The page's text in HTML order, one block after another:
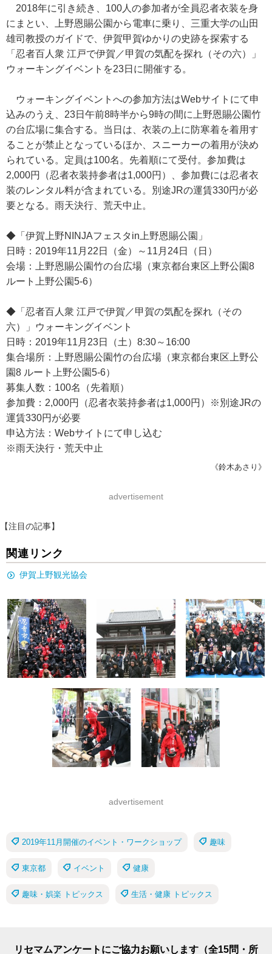
2018年に引き続き、100人の参加者が全員忍者衣装を身
にまとい、上野恩賜公園から電車に乗り、三重大学の山田
雄司教授のガイドで、伊賀甲賀ゆかりの史跡を探索する
「忍者百人衆 江戸で伊賀／甲賀の気配を探れ（その六）」
ウォーキングイベントを23日に開催する。
ウォーキングイベントへの参加方法はWebサイトにて申
込みのうえ、23日午前8時半から9時の間に上野恩賜公園竹
の台広場に集合する。当日は、衣装の上に防寒着を着用す
ることが禁止となっているほか、スニーカーの着用が決め
られている。定員は100名。先着順にて受付。参加費は
2,000円（忍者衣装持参者は1,000円）、参加費には忍者衣
装のレンタル料が含まれている。別途JRの運賃330円が必
要となる。雨天決行、荒天中止。
◆「伊賀上野NINJAフェスタin上野恩賜公園」
日時：2019年11月22日（金）～11月24日（日）
会場：上野恩賜公園竹の台広場（東京都台東区上野公園8
ルート上野公園5-6）
◆「忍者百人衆 江戸で伊賀／甲賀の気配を探れ（その
六）」ウォーキングイベント
日時：2019年11月23日（土）8:30～16:00
集合場所：上野恩賜公園竹の台広場（東京都台東区上野公
園8 ルート上野公園5-6）
募集人数：100名（先着順）
参加費：2,000円（忍者衣装持参者は1,000円）※別途JRの
運賃330円が必要
申込方法：Webサイトにて申し込む
※雨天決行・荒天中止
《鈴木あさり》
advertisement
【注目の記事】
関連リンク
伊賀上野観光協会
advertisement
2019年11月開催のイベント・ワークショップ 趣味
東京都 イベント 健康
趣味・娯楽 トピックス 生活・健康 トピックス
リセマムアンケートにご協力お願いします（全15問・所